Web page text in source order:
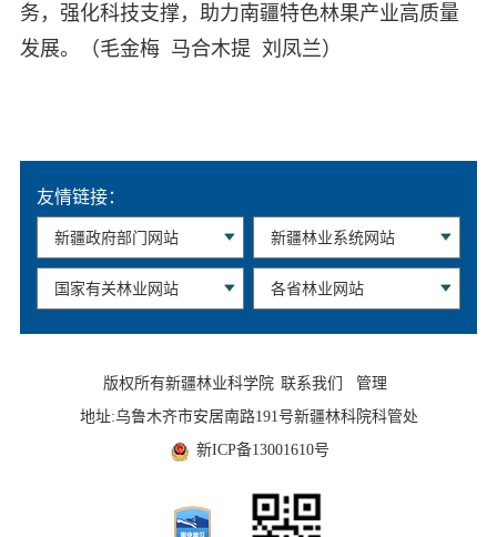
务，强化科技支撑，助力南疆特色林果产业高质量
发展。（毛金梅 马合木提 刘凤兰）
友情链接：
版权所有新疆林业科学院 联系我们
管理
地址:乌鲁木齐市安居南路191号新疆林科院科管处
新ICP备13001610号